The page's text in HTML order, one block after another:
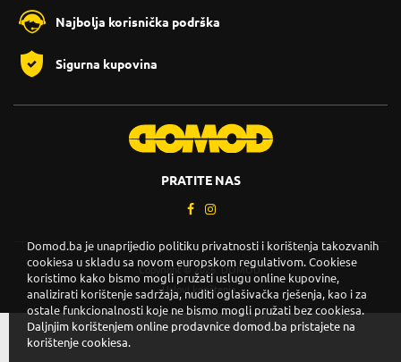
Najbolja korisnička podrška
Sigurna kupovina
PRATITE NAS
Copyright © 2026. DOMOD.
Uslovi korištenja
Domod.ba je unaprijedio politiku privatnosti i korištenja takozvanih
cookiesa u skladu sa novom europskom regulativom. Cookiese
koristimo kako bismo mogli pružati uslugu online kupovine,
analizirati korištenje sadržaja, nuditi oglašivačka rješenja, kao i za
ostale funkcionalnosti koje ne bismo mogli pružati bez cookiesa.
Daljnjim korištenjem online prodavnice domod.ba pristajete na
korištenje cookiesa.